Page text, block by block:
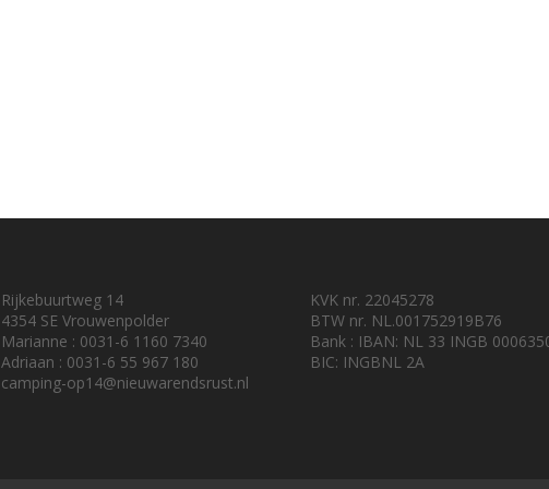
Rijkebuurtweg 14
4354 SE Vrouwenpolder
Marianne : 0031-6 1160 7340
Adriaan : 0031-6 55 967 180
camping-op14@nieuwarendsrust.nl
KVK nr. 22045278
BTW nr. NL.001752919B76
Bank : IBAN: NL 33 INGB
BIC: INGBNL 2A